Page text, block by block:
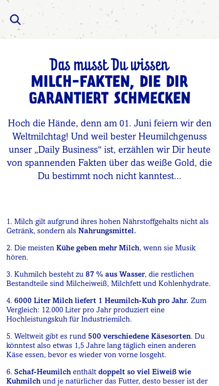
Das musst Du wissen
MILCH-FAKTEN, DIE DIR
GARANTIERT SCHMECKEN
Hoch die Hände, denn am 01. Juni feiern wir den
Weltmilchtag! Und weil bester Heumilchgenuss
unser „Daily Business“ ist, erzählen wir Dir heute
von spannenden Fakten über das weiße Gold, die
Du bestimmt noch nicht kanntest...
1. Milch gilt aufgrund ihres hohen Nährstoffgehalts nicht als
Getränk, sondern als Nahrungsmittel.
2. Die meisten Kühe geben mehr Milch, wenn sie Musik
hören.
3. Kuhmilch besteht zu 87 % aus Wasser, die restlichen
Bestandteile sind Milcheiweiß, Milchfett und Kohlenhydrate.
4. 6000 Liter Milch liefert 1 Heumilch-Kuh pro Jahr. Zum
Vergleich: 12.000 Liter pro Jahr produziert eine
Hochleistungskuh für Industriemilch.
5. Weltweit gibt es rund 500 verschiedene Käsesorten. Du
könntest also etwas 1,5 Jahre lang täglich einen anderen
Käse essen, bevor es wieder von vorne losgeht.
6. Schaf-Heumilchenthält doppelt so viel Eiweiß wie
Kuhmilchund je natürlicher das Futter, desto besser ist der